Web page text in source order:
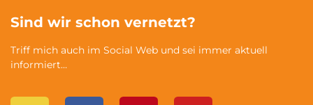
Sind wir schon vernetzt?
Triff mich auch im Social Web und sei immer aktuell
informiert…